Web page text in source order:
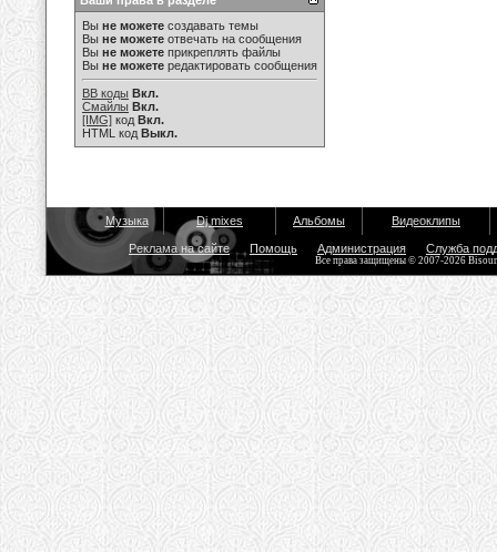
Вы не можете создавать темы
Вы не можете отвечать на сообщения
Вы не можете прикреплять файлы
Вы не можете редактировать сообщения
BB коды Вкл.
Смайлы Вкл.
[IMG] код Вкл.
HTML код Выкл.
Музыка Dj mixes Альбомы Видеоклипы
Реклама на сайте Помощь Администрация Служба
Все права защищены © 2007-2026